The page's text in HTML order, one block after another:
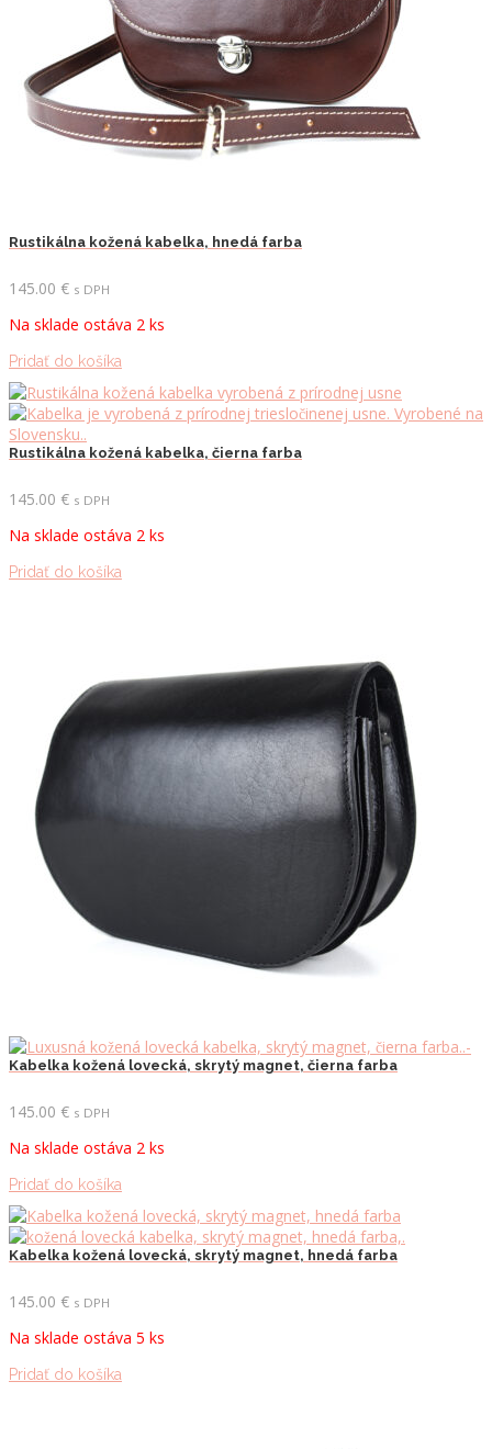
Rustikálna kožená kabelka, hnedá farba
145.00 € s DPH
Na sklade ostáva 2 ks
Pridať do košíka
Rustikálna kožená kabelka, čierna farba
145.00 € s DPH
Na sklade ostáva 2 ks
Pridať do košíka
Kabelka kožená lovecká, skrytý magnet, čierna farba
145.00 € s DPH
Na sklade ostáva 2 ks
Pridať do košíka
Kabelka kožená lovecká, skrytý magnet, hnedá farba
145.00 € s DPH
Na sklade ostáva 5 ks
Pridať do košíka